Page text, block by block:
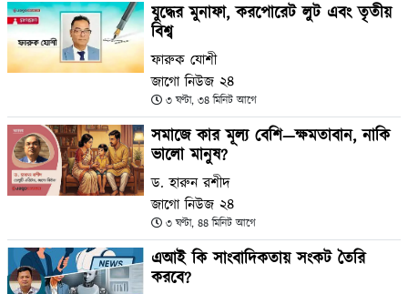
যুদ্ধের মুনাফা, করপোরেট লুট এবং তৃতীয়
বিশ্ব
ফারুক যোশী
জাগো নিউজ ২৪
৩ ঘণ্টা, ৩৪ মিনিট আগে
সমাজে কার মূল্য বেশি—ক্ষমতাবান, নাকি
ভালো মানুষ?
ড. হারুন রশীদ
জাগো নিউজ ২৪
৩ ঘণ্টা, ৪৪ মিনিট আগে
এআই কি সাংবাদিকতায় সংকট তৈরি
করবে?